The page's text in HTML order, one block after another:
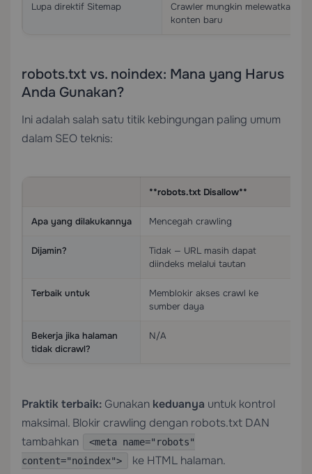
Lupa direktif Sitemap
Crawler mungkin melewatkan
konten baru
robots.txt vs. noindex: Mana yang Harus
Anda Gunakan?
Ini adalah salah satu titik kebingungan paling umum
dalam SEO teknis:
**robots.txt Disallow**
Apa yang dilakukannya Mencegah crawling
Dijamin?
Tidak — URL masih dapat
diindeks melalui tautan
Terbaik untuk
Memblokir akses crawl ke
sumber daya
Bekerja jika halaman
tidak dicrawl?
N/A
Praktik terbaik: Gunakan keduanya untuk kontrol
maksimal. Blokir crawling dengan robots.txt DAN
tambahkan
<meta name="robots"
content="noindex">
ke HTML halaman.